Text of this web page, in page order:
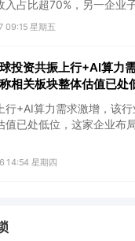
入占比超70%，另一企业
09:15 星期五
球投资共振上行+AI算力
相关板块整体估值已处
行+AI算力需求激增，该
值已处低位，这家企业布
14:54 星期四